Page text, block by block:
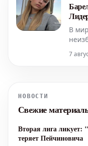
В
7
НОВОСТИ
Свежие
Вторая лига ликует:
теряет Пейчиновича